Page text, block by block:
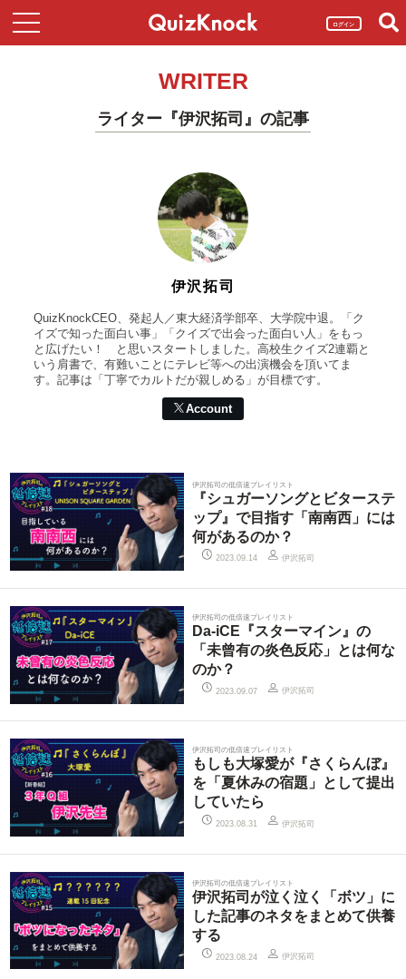
ログイン
WRITER
ライター『伊沢拓司』の記事
伊沢拓司
QuizKnockCEO、発起人／東大経済学部卒、大学院中退。「ク
イズで知った面白い事」「クイズで出会った面白い人」をもっ
と広げたい！ と思いスタートしました。高校生クイズ2連覇と
いう肩書で、有難いことにテレビ等への出演機会を頂いてま
す。記事は「丁寧でカルトだが親しめる」が目標です。
Account
伊沢拓司の低倍速プレイリスト
『シュガーソングとビターステ
ップ』で目指す「南南西」には
何があるのか？
2023.09.14 伊沢拓司
伊沢拓司の低倍速プレイリスト
Da-iCE『スターマイン』の
「未曾有の炎色反応」とは何な
のか？
2023.09.07 伊沢拓司
伊沢拓司の低倍速プレイリスト
もしも大塚愛が『さくらんぼ』
を「夏休みの宿題」として提出
していたら
2023.08.31 伊沢拓司
伊沢拓司の低倍速プレイリスト
伊沢拓司が泣く泣く「ボツ」に
した記事のネタをまとめて供養
する
2023.08.24 伊沢拓司